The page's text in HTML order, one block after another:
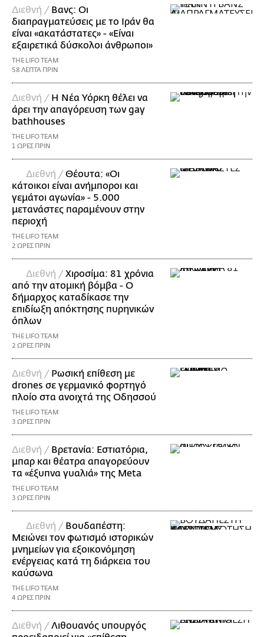
Διεθνή / Βανς: Οι
διαπραγματεύσεις με το Ιράν θα
είναι «ακατάστατες» - «Είναι
εξαιρετικά δύσκολοι άνθρωποι»
THE LIFO TEAM
58 ΛΕΠΤΑ ΠΡΙΝ
Διεθνή / Η Νέα Υόρκη θέλει να
άρει την απαγόρευση των gay
bathhouses
THE LIFO TEAM
1 ΩΡΕΣ ΠΡΙΝ
Διεθνή /Θέουτα: «Οι
κάτοικοι είναι ανήμποροι και
γεμάτοι αγωνία» - 5.000
μετανάστες παραμένουν στην
περιοχή
THE LIFO TEAM
2 ΩΡΕΣ ΠΡΙΝ
Διεθνή /Χιροσίμα: 81 χρόνια
από την ατομική βόμβα - Ο
δήμαρχος καταδίκασε την
επιδίωξη απόκτησης πυρηνικών
όπλων
THE LIFO TEAM
2 ΩΡΕΣ ΠΡΙΝ
Διεθνή / Ρωσική επίθεση με
drones σε γερμανικό φορτηγό
πλοίο στα ανοιχτά της Οδησσού
THE LIFO TEAM
3 ΩΡΕΣ ΠΡΙΝ
Διεθνή / Βρετανία: Εστιατόρια,
μπαρ και θέατρα απαγορεύουν
τα «έξυπνα γυαλιά» της Meta
THE LIFO TEAM
3 ΩΡΕΣ ΠΡΙΝ
Διεθνή / Βουδαπέστη:
Μειώνει τον φωτισμό ιστορικών
μνημείων για εξοικονόμηση
ενέργειας κατά τη διάρκεια του
καύσωνα
THE LIFO TEAM
4 ΩΡΕΣ ΠΡΙΝ
Διεθνή /Λιθουανός υπουργός